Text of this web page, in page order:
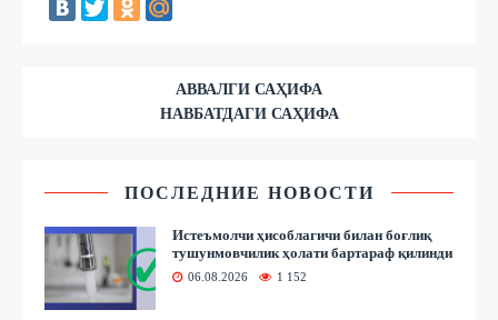
АВВАЛГИ САҲИФА
НАВБАТДАГИ САҲИФА
ПОСЛЕДНИЕ НОВОСТИ
Истеъмолчи ҳисоблагичи билан боғлиқ
тушунмовчилик ҳолати бартараф қилинди
06.08.2026 1 152